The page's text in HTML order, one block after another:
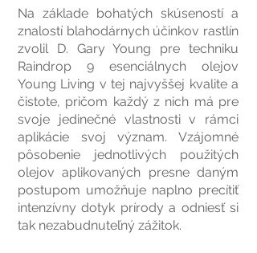
Na základe bohatých skúseností a
znalostí blahodárnych účinkov rastlín
zvolil D. Gary Young pre techniku
Raindrop 9 esenciálnych olejov
Young Living v tej najvyššej kvalite a
čistote, pričom každý z nich má pre
svoje jedinečné vlastnosti v rámci
aplikácie svoj význam. Vzájomné
pôsobenie jednotlivých použitých
olejov aplikovaných presne daným
postupom umožňuje naplno precítiť
intenzívny dotyk prírody a odniesť si
tak nezabudnuteľný zážitok.